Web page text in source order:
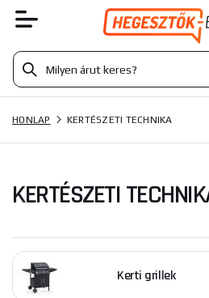
HONLAP KERTÉSZETI TECHNIKA
KERTÉSZETI
Kerti grillek